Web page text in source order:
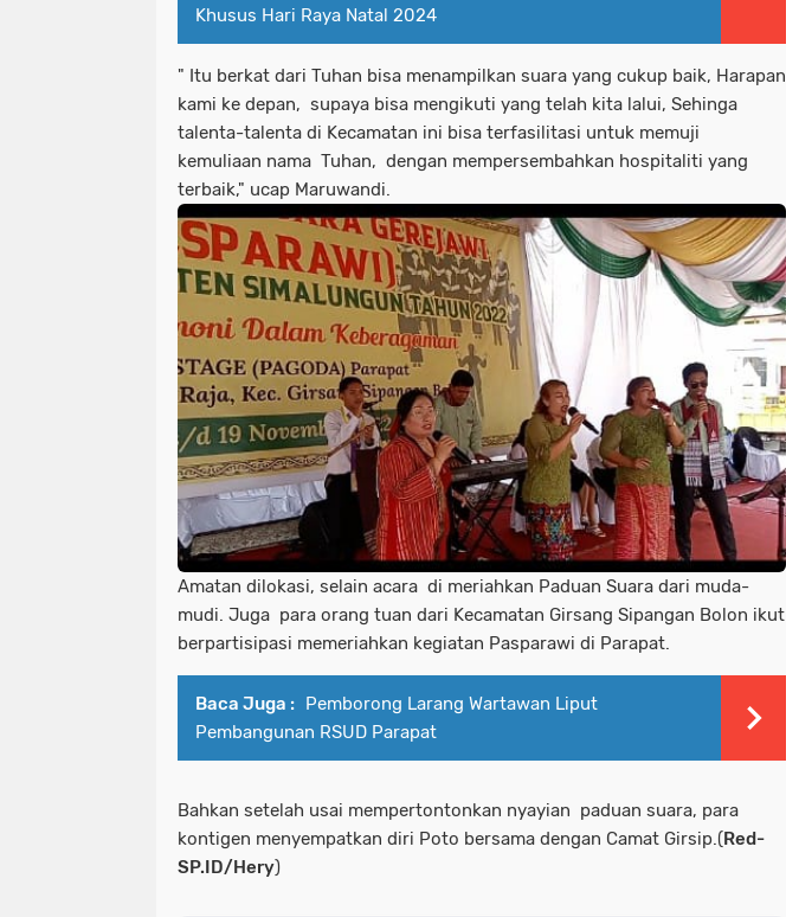
Khusus Hari Raya Natal 2024
" Itu berkat dari Tuhan bisa menampilkan suara yang cukup baik, Harapan
kami ke depan, supaya bisa mengikuti yang telah kita lalui, Sehinga
talenta-talenta di Kecamatan ini bisa terfasilitasi untuk memuji
kemuliaan nama Tuhan, dengan mempersembahkan hospitaliti yang
terbaik," ucap Maruwandi.
Amatan dilokasi, selain acara di meriahkan Paduan Suara dari muda-
mudi. Juga para orang tuan dari Kecamatan Girsang Sipangan Bolon ikut
berpartisipasi memeriahkan kegiatan Pasparawi di Parapat.
Baca Juga : Pemborong Larang Wartawan Liput
Pembangunan RSUD Parapat
Bahkan setelah usai mempertontonkan nyayian paduan suara, para
kontigen menyempatkan diri Poto bersama dengan Camat Girsip.(Red-
SP.ID/Hery)